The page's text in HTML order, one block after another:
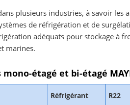
plusieurs industries, à savoir les
de réfrigération et de
adéquats pour stockage à
marines.
étagé et bi-étagé
Réfrigérant R22